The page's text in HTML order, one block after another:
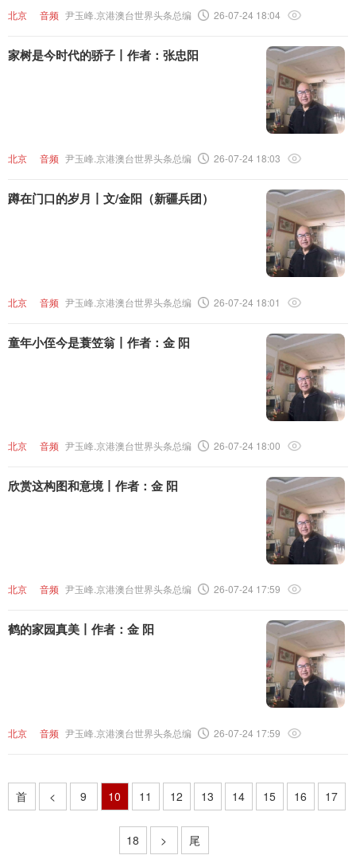
北京 音频 尹玉峰.京港澳台世界头条总编 26-07-24 18:04
家树是今时代的骄子丨作者：张忠阳
北京 音频 尹玉峰.京港澳台世界头条总编 26-07-24 18:03
蹲在门口的岁月丨文/金阳（新疆兵团）
北京 音频 尹玉峰.京港澳台世界头条总编 26-07-24 18:01
童年小侄今是蓑笠翁丨作者：金 阳
北京 音频 尹玉峰.京港澳台世界头条总编 26-07-24 18:00
欣赏这构图和意境丨作者：金 阳
北京 音频 尹玉峰.京港澳台世界头条总编 26-07-24 17:59
鹤的家园真美丨作者：金 阳
北京 音频 尹玉峰.京港澳台世界头条总编 26-07-24 17:59
首 < 9 10 11 12 13 14 15 16 17
18 > 尾